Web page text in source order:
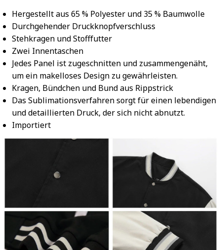
Hergestellt aus 65 % Polyester und 35 % Baumwolle
Durchgehender Druckknopfverschluss
Stehkragen und Stofffutter
Zwei Innentaschen
Jedes Panel ist zugeschnitten und zusammengenäht,
um ein makelloses Design zu gewährleisten.
Kragen, Bündchen und Bund aus Rippstrick
Das Sublimationsverfahren sorgt für einen lebendigen
und detaillierten Druck, der sich nicht abnutzt.
Importiert